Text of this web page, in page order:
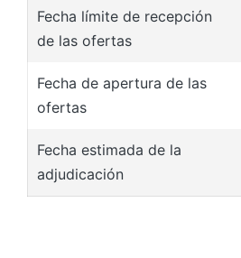
Fecha límite de recepción
de las ofertas
Fecha de apertura de las
ofertas
Fecha estimada de la
adjudicación